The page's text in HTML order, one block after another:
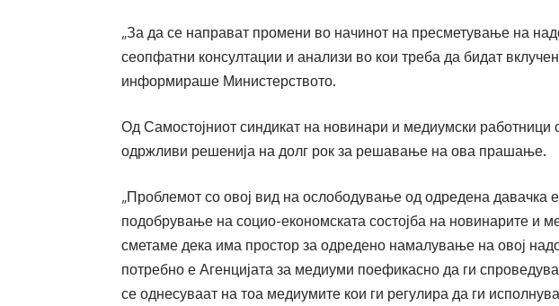
„За да се направат промени во начинот на пресметување на
сеопфатни консултации и анализи во кои треба да бидат
информираше Министерството.
Од Самостојниот синдикат на новинари и медиумски работници
одржливи решенија на долг рок за решавање на ова прашање.
„Проблемот со овој вид на ослободување од одредена давачка
подобрување на социо-економската состојба на новинарите и
сметаме дека има простор за одредено намалување на овој
потребно е Агенцијата за медиуми поефикасно да ги
се однесуваат на тоа медиумите кои ги регулира да ги